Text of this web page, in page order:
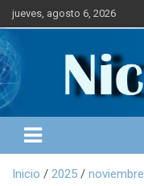
a
l
t
a
r
a
jueves, agosto 6, 2026
NICALEAKS
Portal de Noticias
Inicio 2025 noviembre